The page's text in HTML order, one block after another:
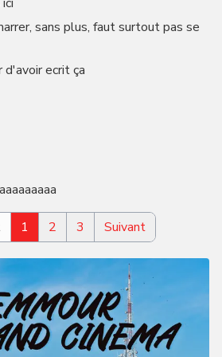
sans plus, faut surtout pas se
d'avoir ecrit ça
1 2 3 Suivant